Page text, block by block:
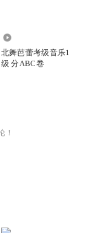
北舞芭蕾考级音乐1
级 分ABC卷
！